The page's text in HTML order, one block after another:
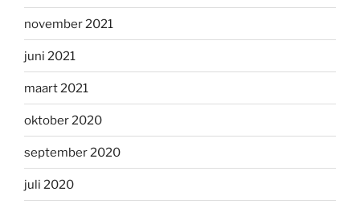
november 2021
juni 2021
maart 2021
oktober 2020
september 2020
juli 2020